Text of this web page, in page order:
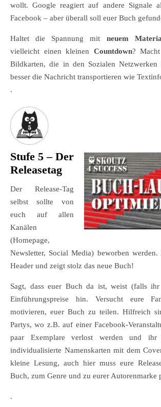
wollt. Google reagiert auf andere Signale
Facebook – aber überall soll euer Buch
Haltet die Spannung mit neuem
vielleicht einen kleinen Countdown?
Bildkarten, die in den Sozialen Netzwerken
besser die Nachricht transportieren wie
.
Stufe 5 – Der
Releasetag
Der Release-Tag
selbst sollte von
euch auf allen
Kanälen
(Homepage,
Newsletter, Social Media) beworben werden.
Header und zeigt stolz das neue Buch!
Sagt, dass euer Buch da ist, weist (falls
Einführungspreise hin. Versucht eure
motivieren, euer Buch zu teilen. Hilfreich
Partys, wo z.B. auf einer Facebook-
paar Exemplare verlost werden und ihr
individualisierte Namenskarten mit dem
kleine Lesung, auch hier muss eure
Buch, zum Genre und zu eurer Autorenmarke
.